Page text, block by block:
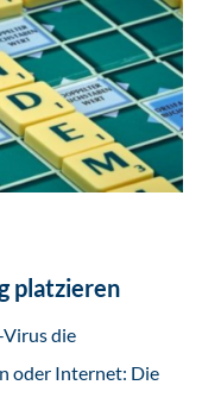
platzieren
die
oder Internet: Die